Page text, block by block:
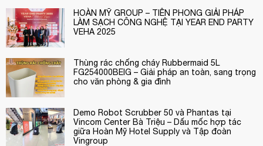
HOÀN MỸ GROUP – TIÊN PHONG GIẢI PHÁP
LÀM SẠCH CÔNG NGHỆ TẠI YEAR END PARTY
VEHA 2025
Thùng rác chống cháy Rubbermaid 5L
FG254000BEIG – Giải pháp an toàn, sang trọng
cho văn phòng & gia đình
Demo Robot Scrubber 50 và Phantas tại
Vincom Center Bà Triệu – Dấu mốc hợp tác
giữa Hoàn Mỹ Hotel Supply và Tập đoàn
Vingroup